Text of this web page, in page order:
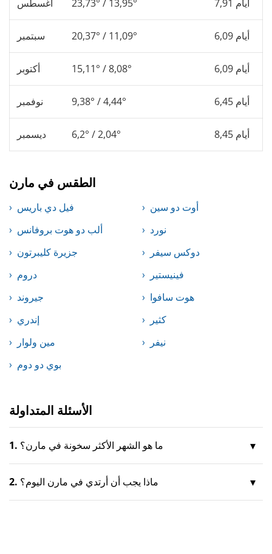
أغسطس 23,73° / 13,95° 7,91 أيام
سبتمبر 20,37° / 11,09° 6,09 أيام
أكتوبر 15,11° / 8,08° 6,09 أيام
نوفمبر 9,38° / 4,44° 6,45 أيام
ديسمبر 6,2° / 2,04° 8,45 أيام
الطقس في مارن
فيل دي باريس
أوت دو سين
ألب دو هوت بروفانس
نورد
جزيرة كليبرتون
دوكس سيفر
دروم
فينيستير
جيروند
هوت سافوا
إندري
كثير
مين ولوار
نيفر
بوي دو دوم
الأسئلة المتداولة
1. ما هو الشهر الأكثر سخونة في مارن؟
2. ماذا يجب أن أرتدي في مارن اليوم؟